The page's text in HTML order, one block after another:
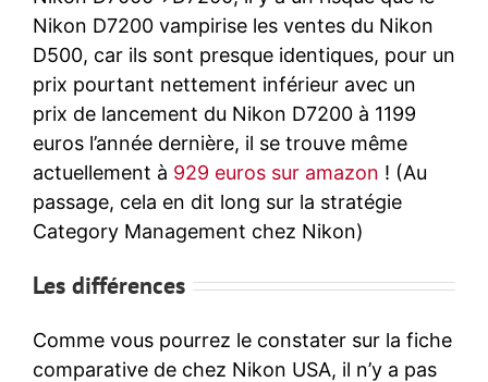
Nikon D7200 vampirise les ventes du Nikon
D500, car ils sont presque identiques, pour un
prix pourtant nettement inférieur avec un
prix de lancement du Nikon D7200 à 1199
euros l’année dernière, il se trouve même
actuellement à 929 euros sur amazon ! (Au
passage, cela en dit long sur la stratégie
Category Management chez Nikon)
Les différences
Comme vous pourrez le constater sur la fiche
comparative de chez Nikon USA, il n’y a pas